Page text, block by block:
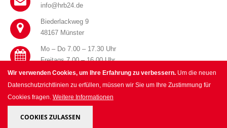
Wir verwenden Cookies, um Ihre Erfahrung zu verbessern. Um die neuen
Datenschutzrichtlinien zu erfüllen, müssen wir Sie um Ihre Zustimmung für
Cookies fragen. Weitere Informationen
COOKIES ZULASSEN
info@hrb24.de
Biederlackweg 9
48167 Münster
Mo – Do 7.00 – 17.30 Uhr
Freitags 7.00 – 16.00 Uhr